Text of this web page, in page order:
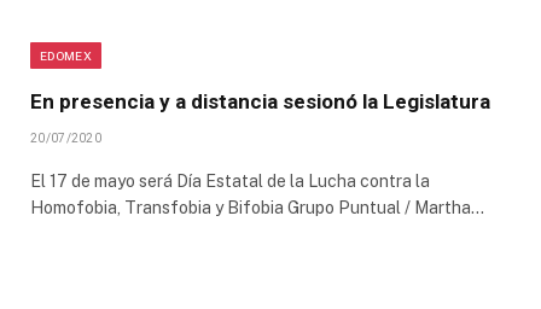
EDOMEX
En presencia y a distancia sesionó la Legislatura
20/07/2020
El 17 de mayo será Día Estatal de la Lucha contra la
Homofobia, Transfobia y Bifobia Grupo Puntual / Martha…